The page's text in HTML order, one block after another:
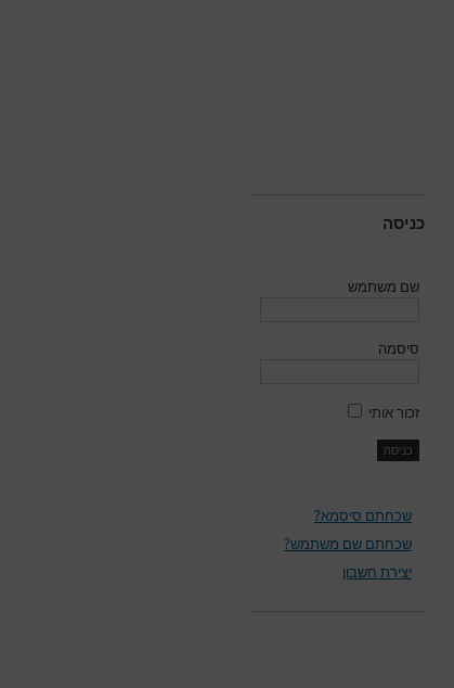
כניסה
שם משתמש
סיסמה
זכור אותי
שכחתם סיסמא?
שכחתם שם משתמש?
יצירת חשבון